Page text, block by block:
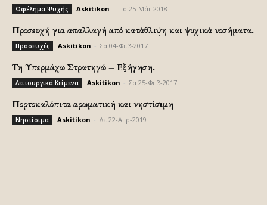
Ωφέλημα Ψυχής Askitikon Πα 25-Μάι-2018
Προσευχή για απαλλαγή από κατάθλιψη και ψυχικά νοσήματα.
Προσευχές Askitikon Σα 04-Φεβ-2017
Τη Υπερμάχω Στρατηγώ – Εξήγηση.
Λειτουργικά Κείμενα Askitikon Σα 25-Φεβ-2017
Πορτοκαλόπιτα αρωματική και νηστίσιμη
Νηστίσιμα Askitikon Δε 22-Απρ-2019